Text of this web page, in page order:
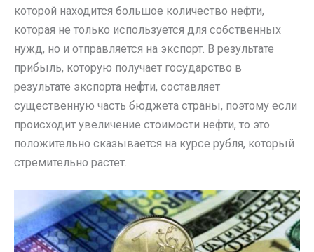
которой находится большое количество нефти,
которая не только используется для собственных
нужд, но и отправляется на экспорт. В результате
прибыль, которую получает государство в
результате экспорта нефти, составляет
существенную часть бюджета страны, поэтому если
происходит увеличение стоимости нефти, то это
положительно сказывается на курсе рубля, который
стремительно растет.